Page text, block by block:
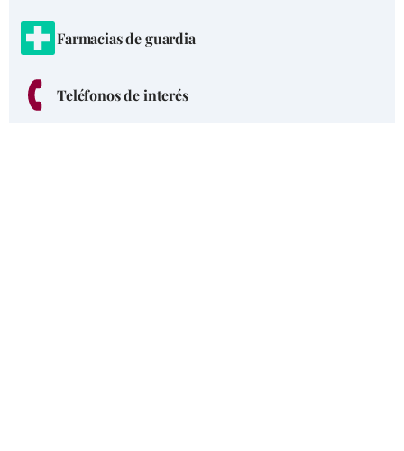
Farmacias de guardia
Teléfonos de interés